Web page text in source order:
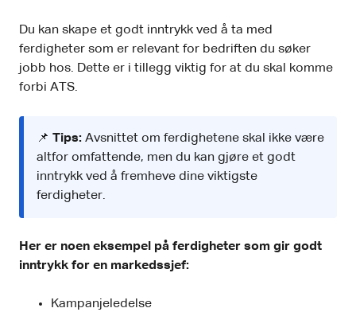
Du kan skape et godt inntrykk ved å ta med
ferdigheter som er relevant for bedriften du søker
jobb hos. Dette er i tillegg viktig for at du skal komme
forbi ATS.
📌 Tips: Avsnittet om ferdighetene skal ikke være
altfor omfattende, men du kan gjøre et godt
inntrykk ved å fremheve dine viktigste
ferdigheter.
Her er noen eksempel på ferdigheter som gir godt
inntrykk for en markedssjef:
Kampanjeledelse